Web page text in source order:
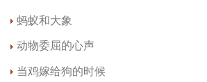
蚂蚁和大象
动物委屈的心声
当鸡嫁给狗的时候